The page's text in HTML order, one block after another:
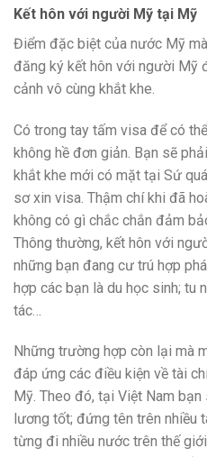
Kết hôn với người Mỹ tại Mỹ
Điểm đặc biệt của nước Mỹ
đăng ký kết hôn với người Mỹ
cảnh vô cùng khắt khe.
Có trong tay tấm visa để có
không hề đơn giản. Bạn sẽ
khắt khe mới có mặt tại Sứ
sơ xin visa. Thậm chí khi đã
không có gì chắc chắn đảm
Thông thường, kết hôn với
những bạn đang cư trú hợp
hợp các bạn là du học sinh; tu
tác…
Những trường hợp còn lại mà
đáp ứng các điều kiện về tài
Mỹ. Theo đó, tại Việt Nam
lương tốt; đứng tên trên nhiều
từng đi nhiều nước trên thế